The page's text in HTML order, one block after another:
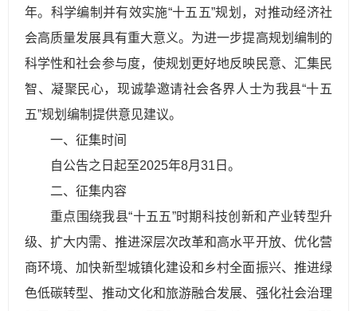
年。科学编制并有效实施“十五五”规划，对推动经济社
会高质量发展具有重大意义。为进一步提高规划编制的
科学性和社会参与度，使规划更好地反映民意、汇集民
智、凝聚民心，现诚挚邀请社会各界人士为我县“十五
五”规划编制提供意见建议。
一、征集时间
自公告之日起至2025年8月31日。
二、征集内容
重点围绕我县“十五五”时期科技创新和产业转型升
级、扩大内需、推进深层次改革和高水平开放、优化营
商环境、加快新型城镇化建设和乡村全面振兴、推进绿
色低碳转型、推动文化和旅游融合发展、强化社会治理